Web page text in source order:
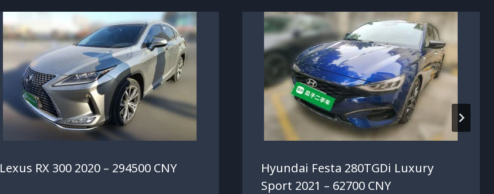
Lexus RX 300 2020 – 294500 CNY
Hyundai Festa 280TGDi Luxury
Sport 2021 – 62700 CNY